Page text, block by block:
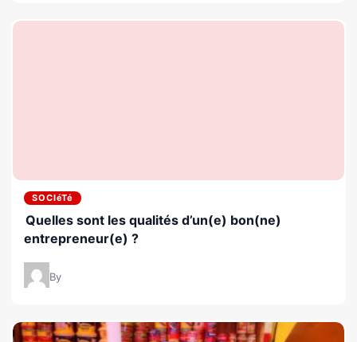
SOCIéTé
Quelles sont les qualités d’un(e) bon(ne)
entrepreneur(e) ?
By